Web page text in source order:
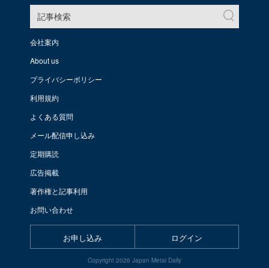
記事検索
会社案内
About us
プライバシーポリシー
利用規約
よくある質問
メール配信申し込み
定期購読
広告掲載
著作権と記事利用
お問い合わせ
お申し込み ログイン
Copyright 2026 Japan Metal Daily